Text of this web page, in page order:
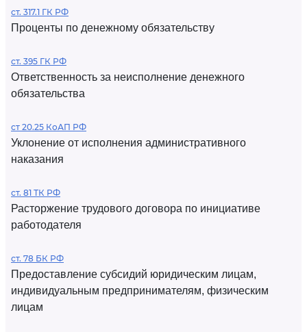
ст. 317.1 ГК РФ
Проценты по денежному обязательству
ст. 395 ГК РФ
Ответственность за неисполнение денежного
обязательства
ст 20.25 КоАП РФ
Уклонение от исполнения административного
наказания
ст. 81 ТК РФ
Расторжение трудового договора по инициативе
работодателя
ст. 78 БК РФ
Предоставление субсидий юридическим лицам,
индивидуальным предпринимателям, физическим
лицам